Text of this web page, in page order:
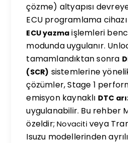
çözme) altyapısı devreye
ECU programlama
ECU yazma işlemleri
modunda uygulanır.
tamamlandıktan sonra
(SCR) sistemlerine
çözümler, Stage 1
emisyon kaynaklı DTC
uygulanabilir. Bu rehber
özeldir;Novaciti veya
Isuzu modellerinden